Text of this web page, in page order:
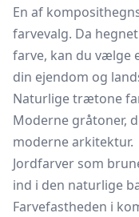
En af
farvevalg. Da
farve, kan du vælge
din ejendom og
Naturlige trætone
Moderne gråtoner,
moderne arkitektur.
Jordfarver som
ind i den naturlige
Farvefastheden i